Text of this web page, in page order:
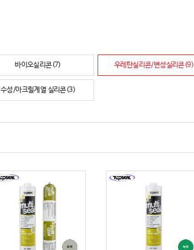
바이오실리콘(7) 우레탄실리콘/변성실리콘(9)
수성/아크릴계열 실리콘(3)